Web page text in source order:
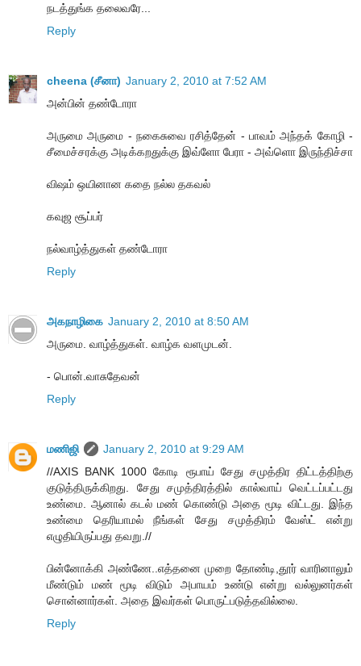
நடத்துங்க தலைவரே...
Reply
cheena (சீனா) January 2, 2010 at 7:52 AM
அன்பின் தண்டோரா
அருமை அருமை - நகைசுவை ரசித்தேன் - பாவம் அந்தக் கோழி -
சீமைச்சரக்கு அடிக்கறதுக்கு இவ்ளோ பேரா - அவ்ளொ இருந்திச்சா
விஷம் ஒயினான கதை நல்ல தகவல்
கவுஜ சூப்பர்
நல்வாழ்த்துகள் தண்டோரா
Reply
அகநாழிகை January 2, 2010 at 8:50 AM
அருமை. வாழ்த்துகள். வாழ்க வளமுடன்.
- பொன்.வாசுதேவன்
Reply
மணிஜி
January 2, 2010 at 9:29 AM
//AXIS BANK 1000 கோடி ரூபாய் சேது சமுத்திர திட்டத்திற்கு
குடுத்திருக்கிறது. சேது சமுத்திரத்தில் கால்வாய் வெட்டப்பட்டது
உண்மை. ஆனால் கடல் மண் கொண்டு அதை மூடி விட்டது. இந்த
உண்மை தெரியாமல் நீங்கள் சேது சமுத்திரம் வேஸ்ட் என்று
எழுதியிருப்பது தவறு.//
பின்னோக்கி அண்ணே..எத்தனை முறை தோண்டி,தூர் வாரினாலும்
மீண்டும் மண் மூடி விடும் அபாயம் உண்டு என்று வல்லுனர்கள்
சொன்னார்கள். அதை இவர்கள் பொருட்படுத்தவில்லை.
Reply